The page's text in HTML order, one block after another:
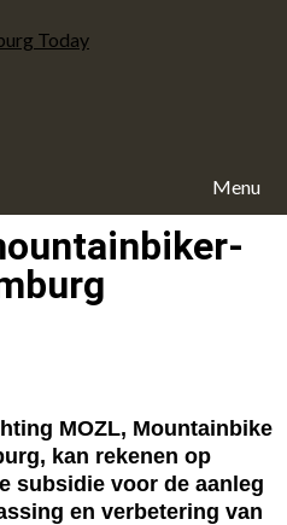
Menu
MOZL, Mountainbike
kan rekenen op
subsidie voor de aanleg
en verbetering van